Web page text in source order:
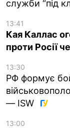
служби “під
13:41
Кая Каллас
проти Росії
13:30
РФ формує
— ISW
13:00